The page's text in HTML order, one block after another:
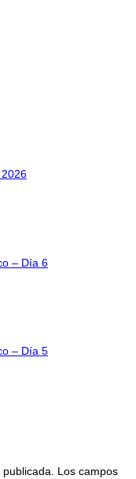
Los campos